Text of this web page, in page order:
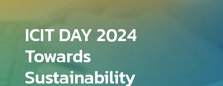
ICIT DAY 2024
Towards
Sustainability